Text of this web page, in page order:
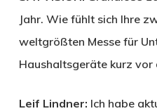
Jahr. Wie fühlt sich Ihre
weltgrößten Messe für
Haushaltsgeräte kurz vor
Leif Lindner: Ich habe